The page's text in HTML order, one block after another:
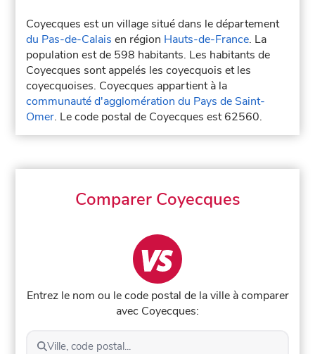
Coyecques est un village situé dans le département
du Pas-de-Calais en région Hauts-de-France. La
population est de 598 habitants. Les habitants de
Coyecques sont appelés les coyecquois et les
coyecquoises. Coyecques appartient à la
communauté d'agglomération du Pays de Saint-
Omer. Le code postal de Coyecques est 62560.
Comparer Coyecques
Entrez le nom ou le code postal de la ville à comparer
avec Coyecques:
Ville, code postal...